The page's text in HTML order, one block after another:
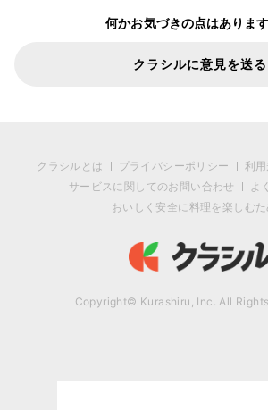
何かお気づきの点はありま
クラシルに意見を送る
クラシルとは プライバシーポリシー 利
サービスに関してのお問い合わせ
よ
おいしく安全に料理を楽しむ
Copyright© Kurashiru, Inc. All